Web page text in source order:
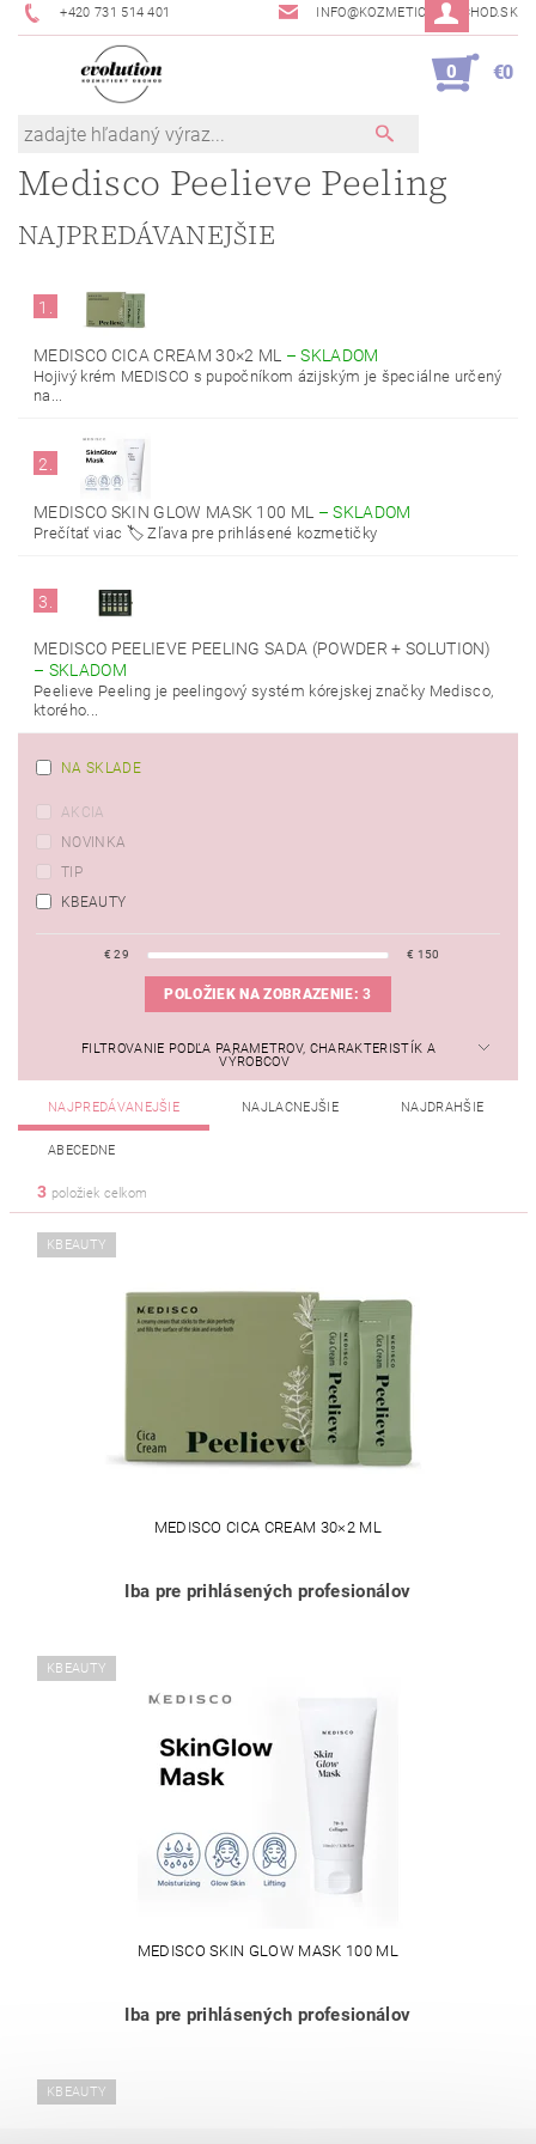
+420 731 514 401 INFO@KOZMETICKYOBCHOD.SK
0 €0
Medisco Peelieve Peeling
NAJPREDÁVANEJŠIE
1.
MEDISCO CICA CREAM 30×2 ML –SKLADOM
Hojivý krém MEDISCO s pupočníkom ázijským je špeciálne určený
na...
2.
MEDISCO SKIN GLOW MASK 100 ML –SKLADOM
Prečítať viac 🏷️ Zľava pre prihlásené kozmetičky
3.
MEDISCO PEELIEVE PEELING SADA (POWDER + SOLUTION)
– SKLADOM
Peelieve Peeling je peelingový systém kórejskej značky Medisco,
ktorého...
NA SKLADE
AKCIA
NOVINKA
TIP
KBEAUTY
€29 € 150
POLOŽIEK NA ZOBRAZENIE:3
FILTROVANIE PODĽA PARAMETROV, CHARAKTERISTÍK A
VÝROBCOV
NAJPREDÁVANEJŠIE NAJLACNEJŠIE NAJDRAHŠIE
ABECEDNE
3 položiek celkom
KBEAUTY
MEDISCO CICA CREAM 30×2 ML
Iba pre prihlásených profesionálov
KBEAUTY
MEDISCO SKIN GLOW MASK 100 ML
Iba pre prihlásených profesionálov
KBEAUTY